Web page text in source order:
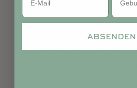
Aktivitäten auf Noa de cajou
Ihnen von unseren
ausgewählte Websites
ABSENDEN